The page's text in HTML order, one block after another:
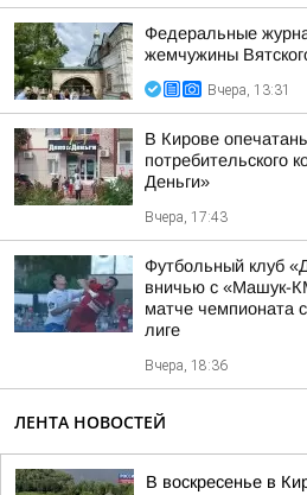
Федеральные
жемчужины
Вчера, 13:31
В Кирове
потребительского
Деньги»
Вчера, 17:43
Футбольный клуб
вничью с «Машук-
матче чемпионата
лиге
Вчера, 18:36
ЛЕНТА НОВОСТЕЙ
В воскресенье в